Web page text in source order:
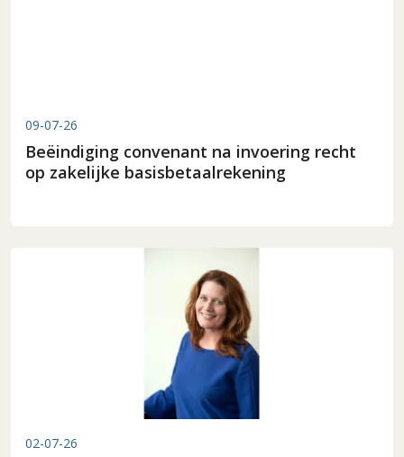
09-07-26
Beëindiging convenant na invoering recht
op zakelijke basisbetaalrekening
02-07-26